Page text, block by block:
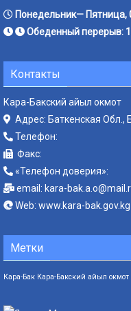
Понедельник— Пятница,
Обеденный перерыв:
Контакты
Кара-Бакский айыл окмот
Адрес: Баткенская Обл.,
Телефон:
Факс:
«Телефон доверия»:
email: kara-
Web: www.kara-bak.gov.kg
Метки
Кара-Бак Кара-Бакский айыл окмот